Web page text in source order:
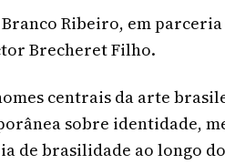
Ribeiro, em
Brecheret Filho.
centrais da arte
sobre identidade,
de brasilidade ao longo